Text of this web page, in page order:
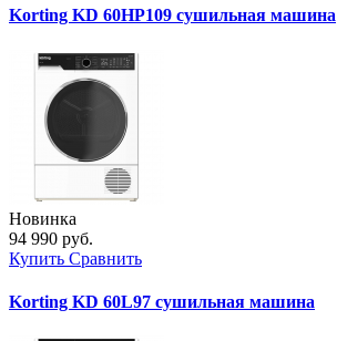
Korting KD 60HP109 сушильная машина
Новинка
94 990 руб.
Купить Сравнить
Korting KD 60L97 сушильная машина